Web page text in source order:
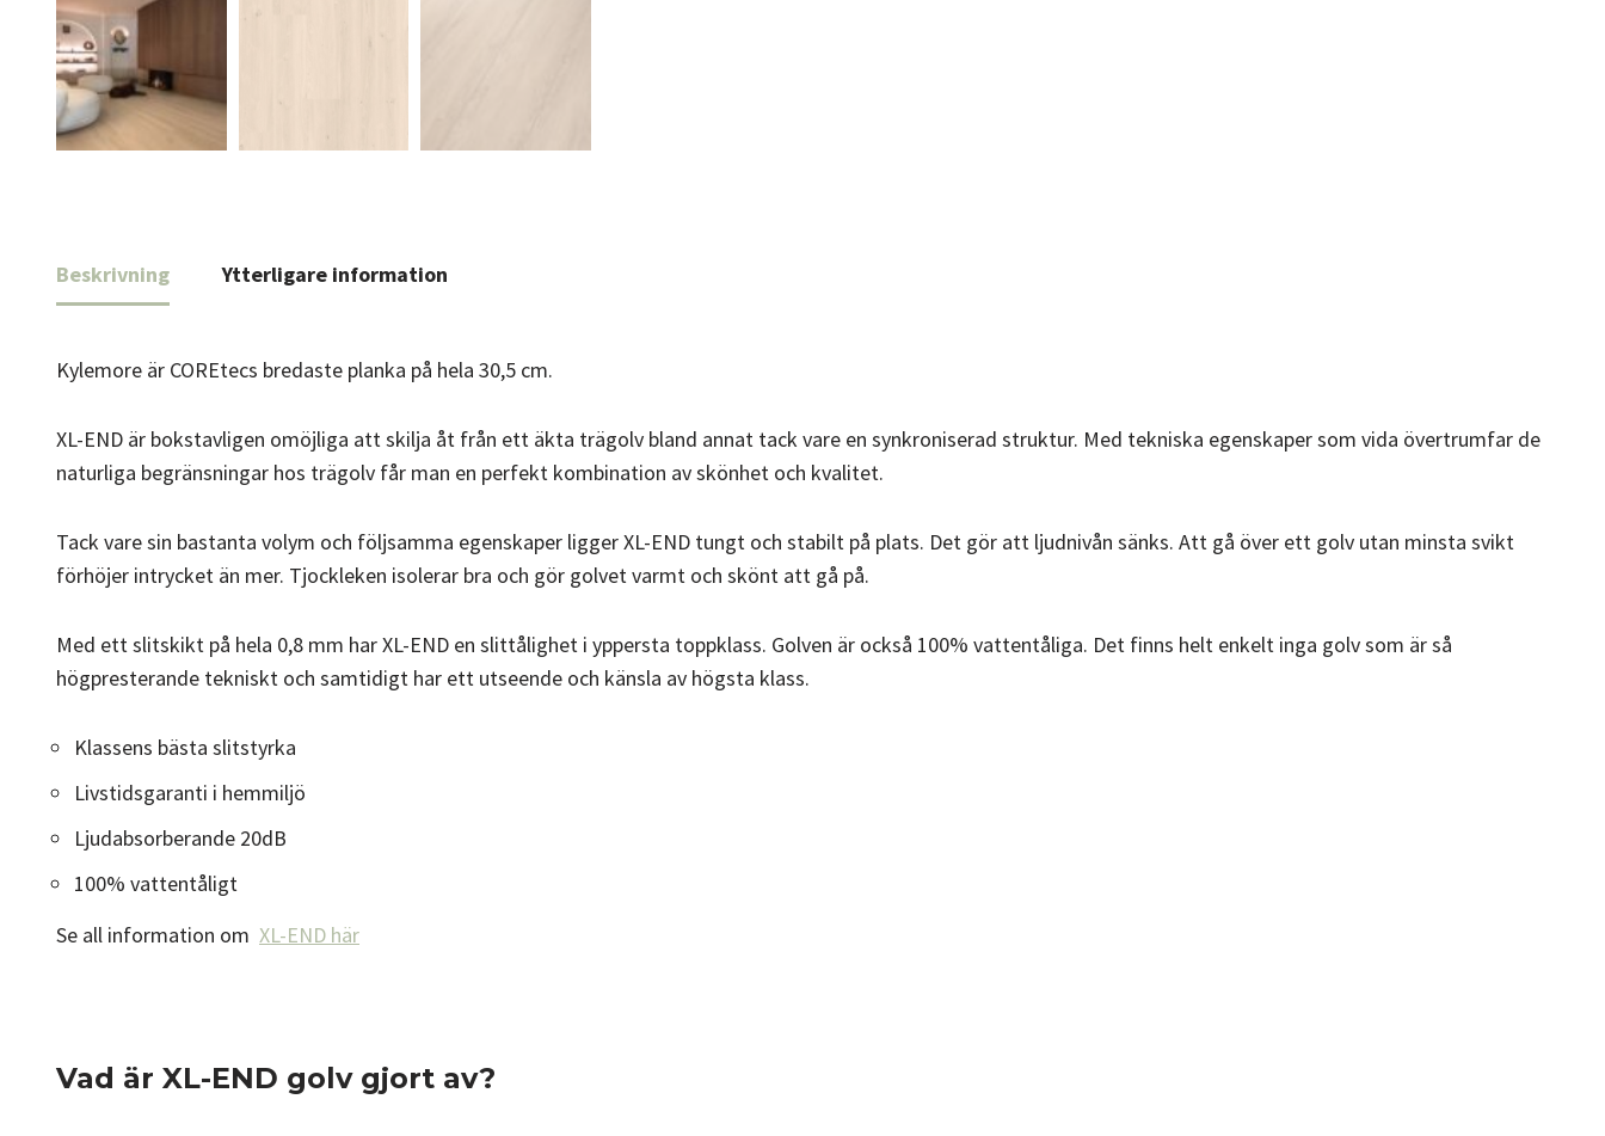
Beskrivning Ytterligare information
Kylemore är COREtecs bredaste planka på hela 30,5 cm.
XL-END är bokstavligen omöjliga att skilja åt från ett äkta trägolv bland annat tack vare en synkroniserad struktur. Med tekniska egenskaper som vida övertrumfar de
naturliga begränsningar hos trägolv får man en perfekt kombination av skönhet och kvalitet.
Tack vare sin bastanta volym och följsamma egenskaper ligger XL-END tungt och stabilt på plats. Det gör att ljudnivån sänks. Att gå över ett golv utan minsta svikt
förhöjer intrycket än mer. Tjockleken isolerar bra och gör golvet varmt och skönt att gå på.
Med ett slitskikt på hela 0,8 mm har XL-END en slittålighet i yppersta toppklass. Golven är också 100% vattentåliga. Det finns helt enkelt inga golv som är så
högpresterande tekniskt och samtidigt har ett utseende och känsla av högsta klass.
Klassens bästa slitstyrka
Livstidsgaranti i hemmiljö
Ljudabsorberande 20dB
100% vattentåligt
Se all information om XL-END här
Vad är XL-END golv gjort av?